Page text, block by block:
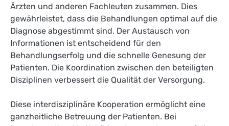
Ärzten und anderen Fachleuten zusammen. Dies
gewährleistet, dass die Behandlungen optimal auf die
Diagnose abgestimmt sind. Der Austausch von
Informationen ist entscheidend für den
Behandlungserfolg und die schnelle Genesung der
Patienten. Die Koordination zwischen den beteiligten
Disziplinen verbessert die Qualität der Versorgung.
Diese interdisziplinäre Kooperation ermöglicht eine
ganzheitliche Betreuung der Patienten. Bei